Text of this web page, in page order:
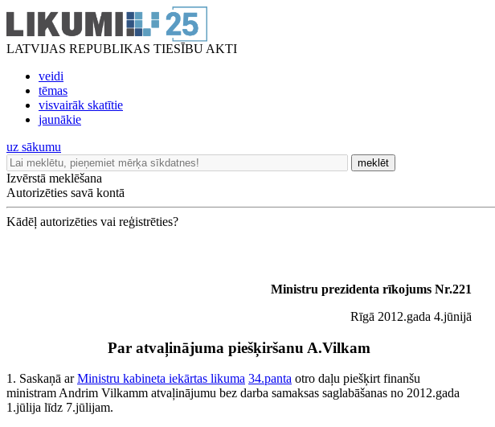
LATVIJAS REPUBLIKAS TIESĪBU AKTI
veidi
tēmas
visvairāk skatītie
jaunākie
uz sākumu
meklēt
Izvērstā meklēšana
Autorizēties savā kontā
Kādēļ autorizēties vai reģistrēties?
Ministru prezidenta rīkojums Nr.221
Rīgā 2012.gada 4.jūnijā
Par atvaļinājuma piešķiršanu A.Vilkam
1. Saskaņā arMinistru kabineta iekārtas likuma 34.panta otro daļu piešķirt finanšu
ministram Andrim Vilkamm atvaļinājumu bez darba samaksas saglabāšanas no 2012.gada
1.jūlija līdz 7.jūlijam.